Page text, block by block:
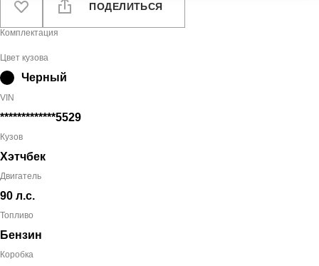
ПОДЕЛИТЬСЯ
Комплектация
Цвет кузова
Черный
VIN
*************5529
Кузов
Хэтчбек
Двигатель
90 л.с.
Топливо
Бензин
Коробка